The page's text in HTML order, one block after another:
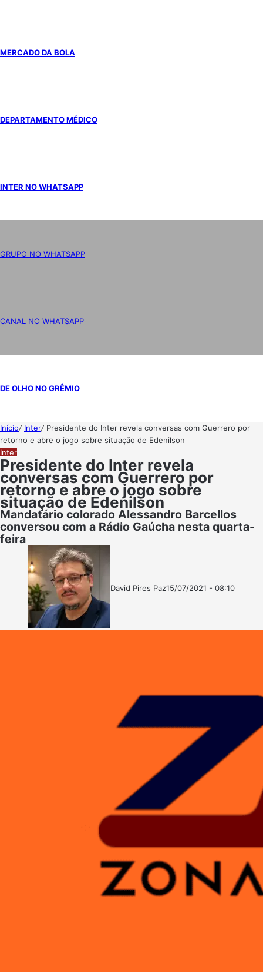
MERCADO DA BOLA
DEPARTAMENTO MÉDICO
INTER NO WHATSAPP
GRUPO NO WHATSAPP
CANAL NO WHATSAPP
DE OLHO NO GRÊMIO
Início/ Inter/ Presidente do Inter revela conversas com Guerrero por
retorno e abre o jogo sobre situação de Edenilson
Inter
Presidente do Inter revela
conversas com Guerrero por
retorno e abre o jogo sobre
situação de Edenilson
Mandatário colorado Alessandro Barcellos
conversou com a Rádio Gaúcha nesta quarta-
feira
David Pires PazFollow
Mande
15/07/2021 - 08:10